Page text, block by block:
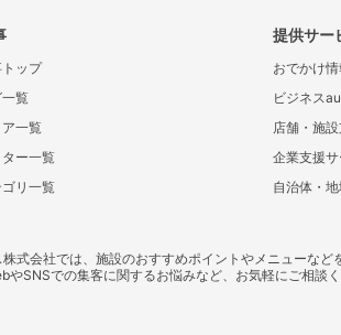
ップ
覧
ア一覧
ター一覧
ゴリ一覧
提供サー
おでかけ
ビジネス
店舗・施
企業支援
自治体・
式会社では、施設のおすすめポイントやメニューな
SNSでの集客に関するお悩みなど、お気軽にご相談く